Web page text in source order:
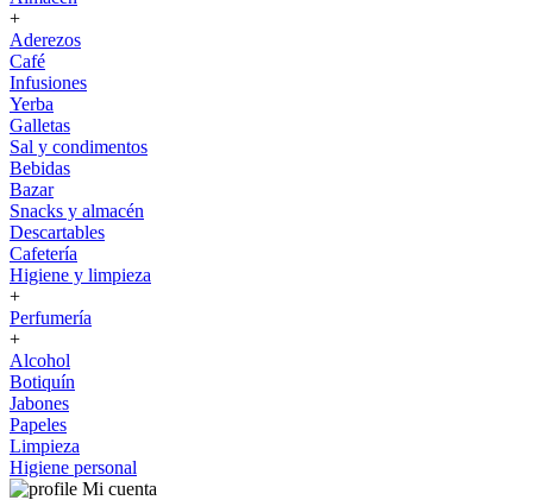
+
Aderezos
Café
Infusiones
Yerba
Galletas
Sal y condimentos
Bebidas
Bazar
Snacks y almacén
Descartables
Cafetería
Higiene y limpieza
+
Perfumería
+
Alcohol
Botiquín
Jabones
Papeles
Limpieza
Higiene personal
Mi cuenta